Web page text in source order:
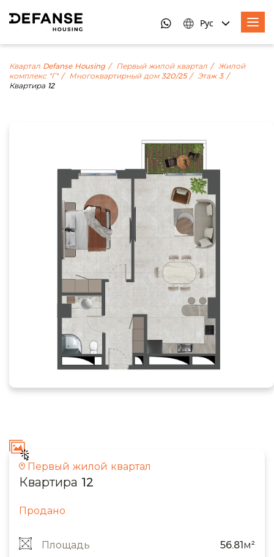
Рус
Квартал Defanse Housing Первый жилой квартал
Жилой
комплекс "Г"
Многоквартирный дом 320/25
Этаж 3
Квартира 12
Первый жилой квартал
Квартира 12
Продано
Площадь 56.81м²